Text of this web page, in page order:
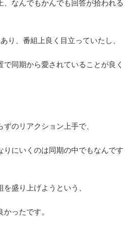
、なんでもかんでも回答が拾われる
り、番組上良く目立っていたし、
で同期から愛されていることが良く
ずのリアクション上手で、
りにいくのは同期の中でもなんです
盛り上げようという、
ったです。